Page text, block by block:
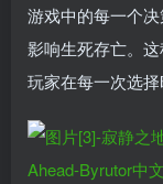
游戏中的每一个
影响生死存亡。
玩家在每一次选择